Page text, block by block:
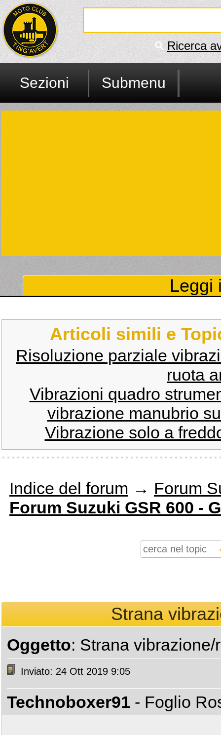
Ricerca
Sezioni Submenu
Leggi
Articoli simili e
Risoluzione parziale
ruota
Vibrazioni quadro
vibrazione manubrio
Vibrazione solo a
Indice del forum → Forum
Forum Suzuki GSR 600 -
Strana
Oggetto: Strana vibrazione/
Inviato: 24 Ott 2019 9:05
Technoboxer91 - Foglio